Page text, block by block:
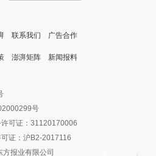
联系我们 广告合作
澎湃矩阵
闻公众号
闻抖音号
物开放平台
新闻报料
号
可证：31120170006
证：沪B2-2017116
方报业有限公司